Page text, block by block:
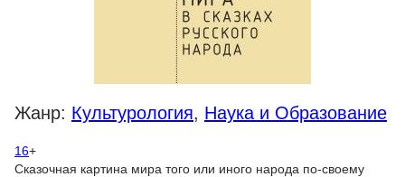
Жанр: Культурология, Наука и Образование
16+
Сказочная картина мира того или иного народа по-своему